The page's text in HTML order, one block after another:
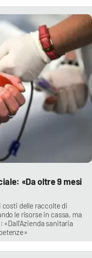
«Da oltre 9 mesi
delle raccolte di
le risorse in cassa, ma
sanitaria